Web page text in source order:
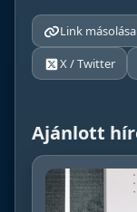
Link másolása
X / Twitter
Ajánlott